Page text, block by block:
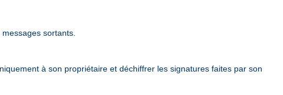
sortants.
à son propriétaire et déchiffrer les signatures faites par son